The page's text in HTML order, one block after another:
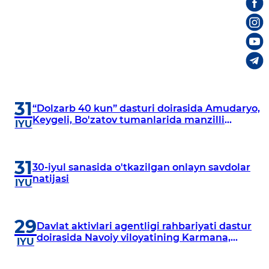
31
IYU
“Dolzarb 40 kun” dasturi doirasida Amudaryo,
Keygeli, Bo'zatov tumanlarida manzilli
31
IYU
30-iyul sanasida o'tkazilgan onlayn savdolar
natijasi
29
IYU
Davlat aktivlari agentligi rahbariyati dastur
doirasida Navoiy viloyatining Karmana,